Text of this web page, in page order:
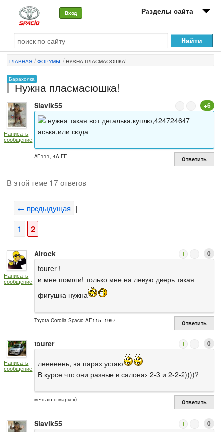
Вход Разделы сайта
О машине
Автоклуб
Форумы
Сервисы и услуги
Новости
ГЛАВНАЯ ФОРУМЫ НУЖНА ПЛАСМАСЮШКА!
Барахолка
Нужна пласмасюшка!
Написать
сообщение
Slavik55 +6
нужна такая вот деталька,куплю,424724647
аська,или сюда
AE111, 4A-FE Ответить
В этой теме 17 ответов
← предыдущая |
1 2
Написать
сообщение
Alrock 0
tourer !
и мне помоги! только мне на левую дверь такая
фигушка нужна
Toyota Corolla Spacio AE115, 1997 Ответить
Написать
сообщение
tourer 0
лееееень, на парах устаю
В курсе что они разные в салонах 2-3 и 2-2-2))))?
мечтаю о марке=) Ответить
Slavik55 0